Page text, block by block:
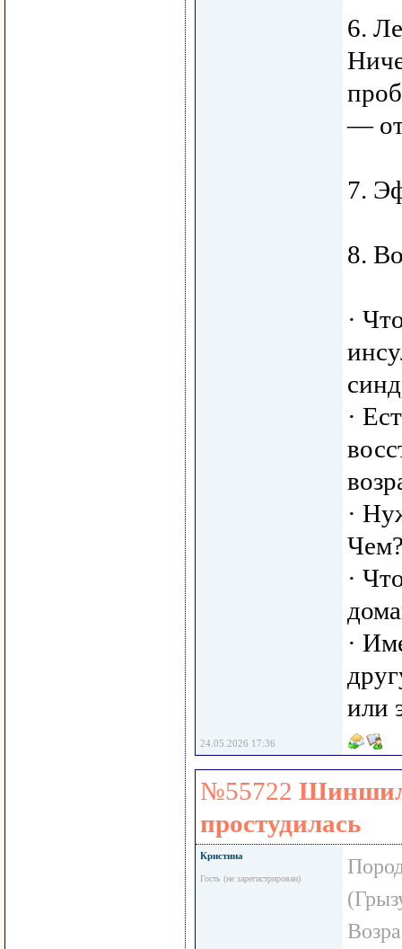
6.
—
7.
8.
·
·
·
·
·
или
24.05.2026 17:36
№55722
простудилась
Кристина
Гость (не зарегистрирован)